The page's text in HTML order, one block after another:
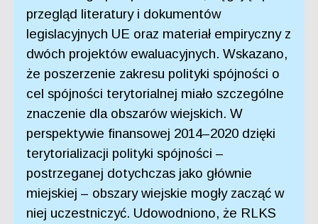
przegląd literatury i dokumentów
legislacyjnych UE oraz materiał empiryczny z
dwóch projektów ewaluacyjnych. Wskazano,
że poszerzenie zakresu polityki spójności o
cel spójności terytorialnej miało szczególne
znaczenie dla obszarów wiejskich. W
perspektywie finansowej 2014–2020 dzięki
terytorializacji polityki spójności –
postrzeganej dotychczas jako głównie
miejskiej – obszary wiejskie mogły zacząć w
niej uczestniczyć. Udowodniono, że RLKS